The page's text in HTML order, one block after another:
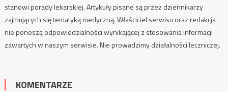
stanowi porady lekarskiej. Artykuły pisane są przez dziennikarzy
zajmujących się tematyką medyczną. Właściciel serwisu oraz redakcja
nie ponoszą odpowiedzialności wynikającej z stosowania informacji
zawartych w naszym serwisie. Nie prowadzimy działalności leczniczej.
KOMENTARZE